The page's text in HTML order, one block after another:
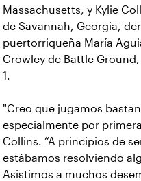
Massachusetts, y Kylie
de Savannah, Georgia,
puertorriqueña María
Crowley de Battle
1.
"Creo que jugamos
especialmente por
Collins. “A principios de
estábamos resolviendo
Asistimos a muchos